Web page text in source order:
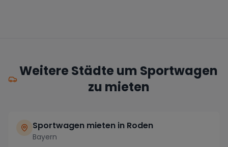
Weitere Städte um Sportwagen
zu mieten
Sportwagen mieten in Roden
Bayern